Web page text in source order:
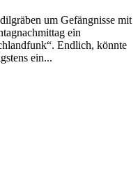
um Gefängnisse mit
ein
Endlich, könnte
ein...